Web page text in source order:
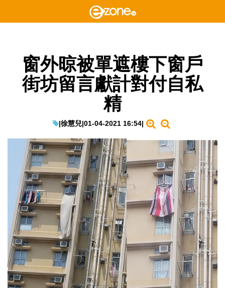
窗外晾被單遮樓下窗戶
街坊留言獻計對付自私
精
|徐慧兒|01-04-2021 16:54|